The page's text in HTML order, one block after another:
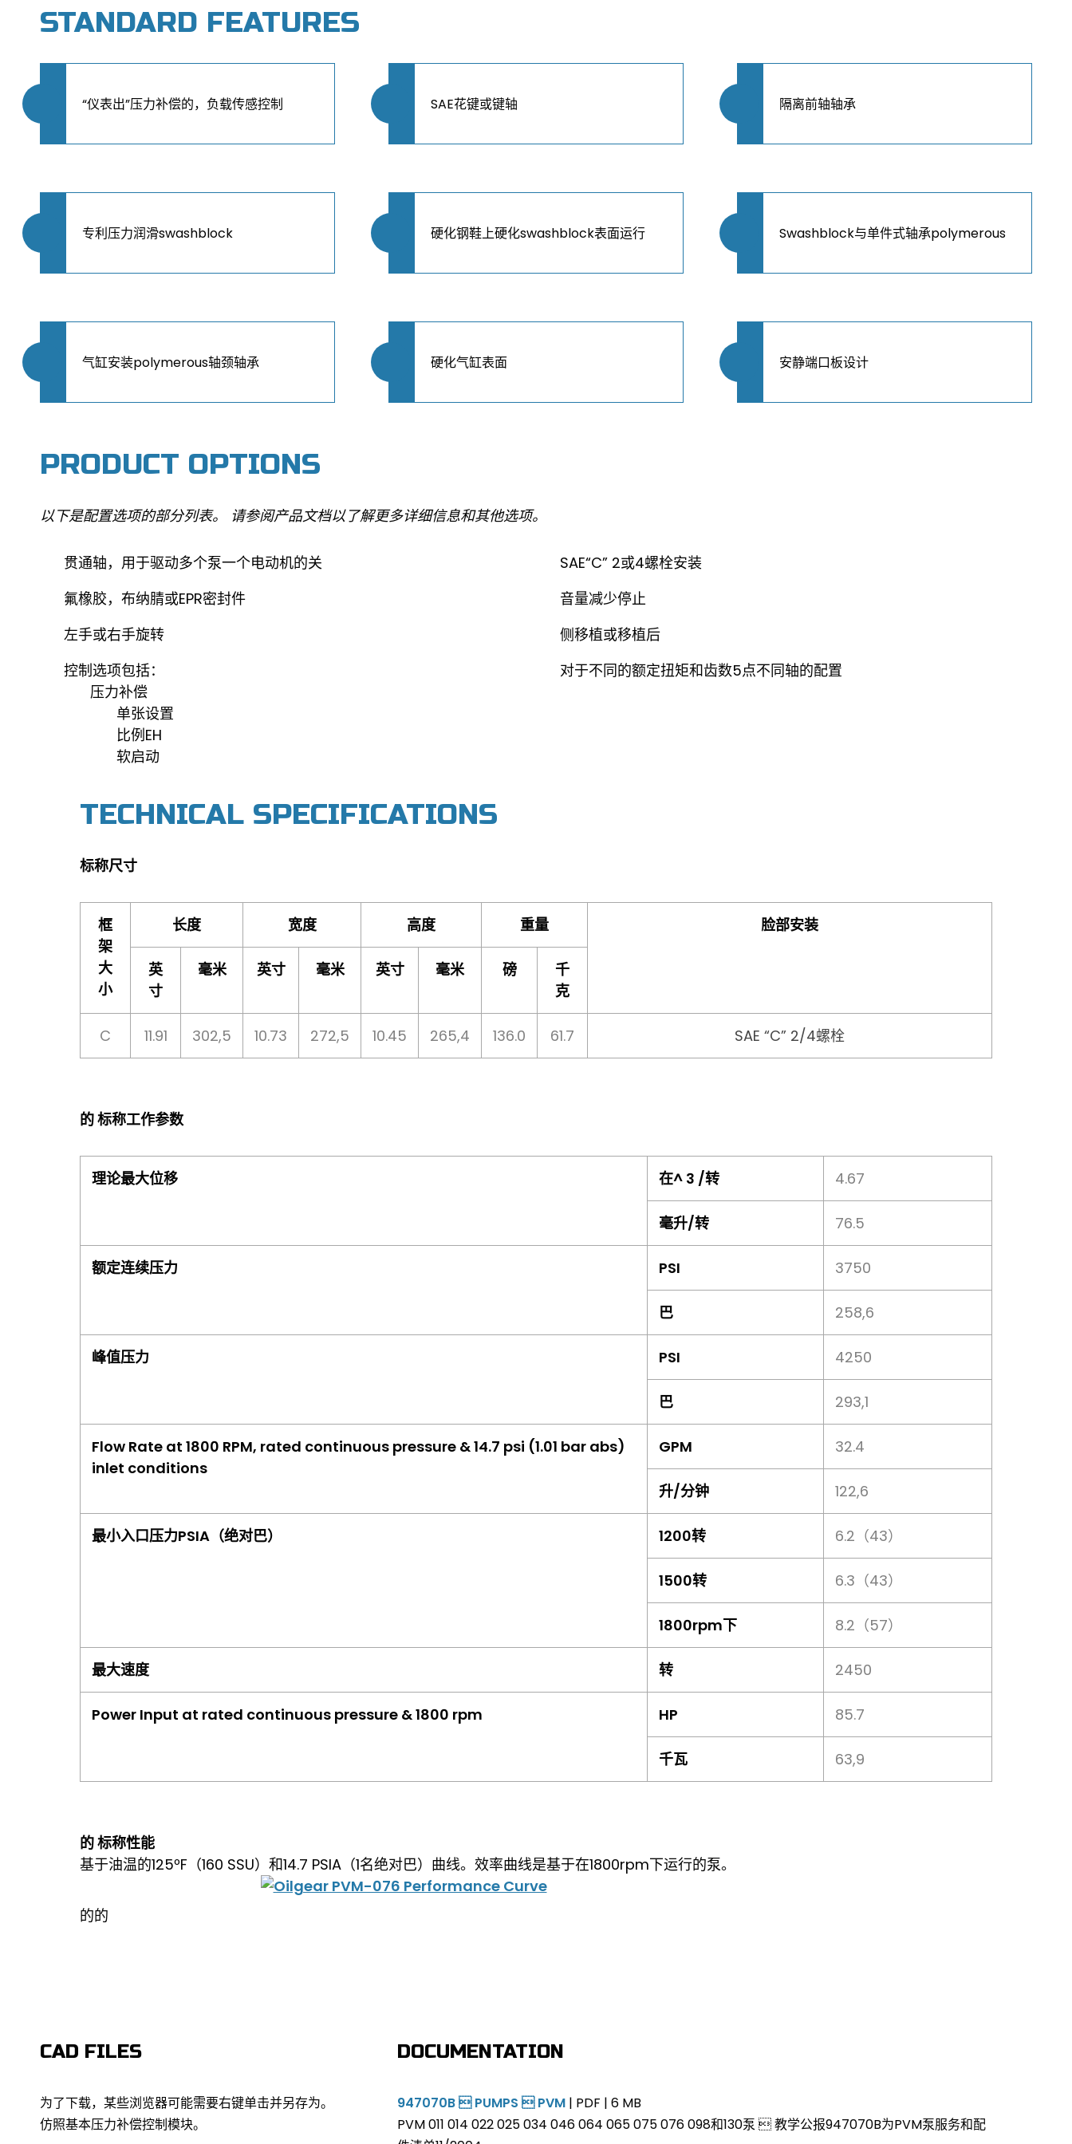
STANDARD FEATURES
“仪表出”压力补偿的，负载传感控制 SAE花键或键轴 隔离前轴轴承
专利压力润滑swashblock 硬化钢鞋上硬化swashblock表面运行 Swashblock与单件式轴承polymerous
气缸安装polymerous轴颈轴承 硬化气缸表面 安静端口板设计
PRODUCT OPTIONS
以下是配置选项的部分列表。 请参阅产品文档以了解更多详细信息和其他选项。
贯通轴，用于驱动多个泵一个电动机的关
SAE“C” 2或4螺栓安装
氟橡胶，布纳腈或EPR密封件
音量减少停止
左手或右手旋转
侧移植或移植后
控制选项包括：
压力补偿
单张设置
比例EH
软启动
对于不同的额定扭矩和齿数5点不同轴的配置
TECHNICAL SPECIFICATIONS
标称尺寸
框
架
大
小
长度 宽度 高度 重量 脸部安装
英
寸
毫米 英寸 毫米 英寸 毫米 磅
千
克
C 11.91 302,5 10.73 272,5 10.45 265,4 136.0 61.7 SAE “C” 2/4螺栓
的 标称工作参数
理论最大位移 在^ 3 /转 4.67
毫升/转 76.5
额定连续压力 PSI 3750
巴 258,6
峰值压力 PSI 4250
巴 293,1
Flow Rate at 1800 RPM, rated continuous pressure & 14.7 psi (1.01 bar abs)
inlet conditions
GPM 32.4
升/分钟 122,6
最小入口压力PSIA（绝对巴） 1200转 6.2（43）
1500转 6.3（43）
1800rpm下 8.2（57）
最大速度 转 2450
Power Input at rated continuous pressure & 1800 rpm HP 85.7
千瓦 63,9
的 标称性能
基于油温的125ºF（160 SSU）和14.7 PSIA（1名绝对巴）曲线。效率曲线是基于在1800rpm下运行的泵。
的的
CAD FILES
为了下载，某些浏览器可能需要右键单击并另存为。
仿照基本压力补偿控制模块。
DOCUMENTATION
947070B  PUMPS  PVM| PDF | 6 MB
PVM 011 014 022 025 034 046 064 065 075 076 098和130泵  教学公报947070B为PVM泵服务和配